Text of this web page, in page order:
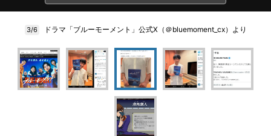
3/6 ドラマ「ブルーモーメント」公式X（＠bluemoment_cx）より